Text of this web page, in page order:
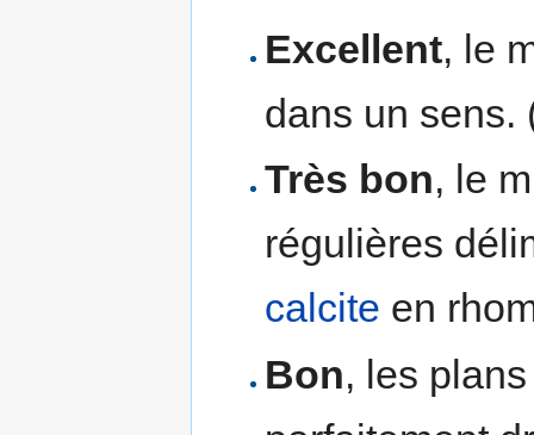
Excellent, le
dans un sens.
Très bon, le
régulières
calcite en
Bon, les